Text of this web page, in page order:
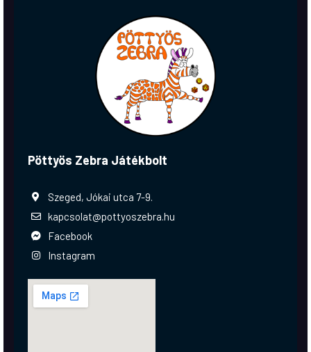
Pöttyös Zebra Játékbolt
Szeged, Jókai utca 7-9.
kapcsolat@pottyoszebra.hu
Facebook
Instagram